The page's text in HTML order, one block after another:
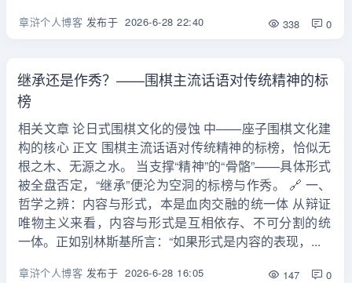
章浒个人博客 发布于 2026-6-28 22:40 338 0
继承还是作秀？——围棋主流话语对传统精神的标
榜
相关文章 论日式围棋文化的侵蚀 中——座子围棋文化建
构的核心 正文 围棋主流话语对传统精神的标榜，恰似无
根之木、无源之水。 当支撑“精神”的“骨骼”——具体形式
被全盘否定，“继承”便沦为空洞的标榜与作秀。 🔗 一、
哲学之辨：内容与形式，本是血肉交融的统一体 从辩证
唯物主义来看，内容与形式是互相依存、不可分割的统
一体。正如别林斯基所言：“如果形式是内容的表现，...
章浒个人博客 发布于 2026-6-28 16:05 147 0